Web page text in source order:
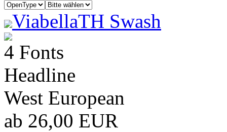
ViabellaTH Swash
4 Fonts
Headline
West European
ab 26,00 EUR